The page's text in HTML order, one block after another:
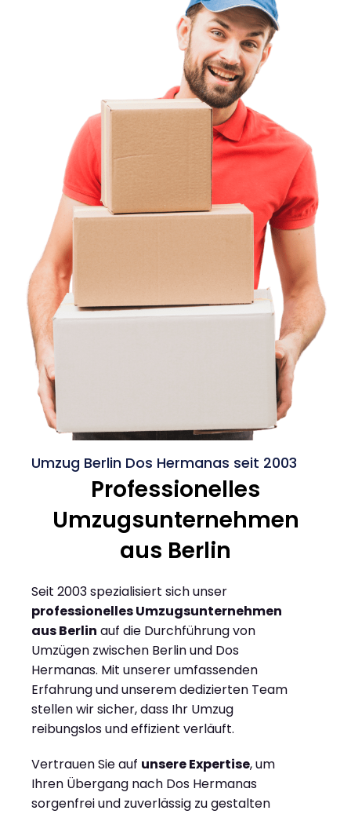
Umzug Berlin Dos Hermanas seit 2003
Professionelles
Umzugsunternehmen
aus Berlin
Seit 2003 spezialisiert sich unser
professionelles Umzugsunternehmen
aus Berlin auf die Durchführung von
Umzügen zwischen Berlin und Dos
Hermanas. Mit unserer umfassenden
Erfahrung und unserem dedizierten Team
stellen wir sicher, dass Ihr Umzug
reibungslos und effizient verläuft.
Vertrauen Sie auf unsere Expertise, um
Ihren Übergang nach Dos Hermanas
sorgenfrei und zuverlässig zu gestalten